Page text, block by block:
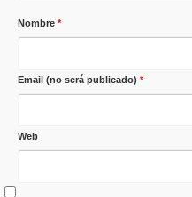
Nombre *
Email (no será publicado) *
Web